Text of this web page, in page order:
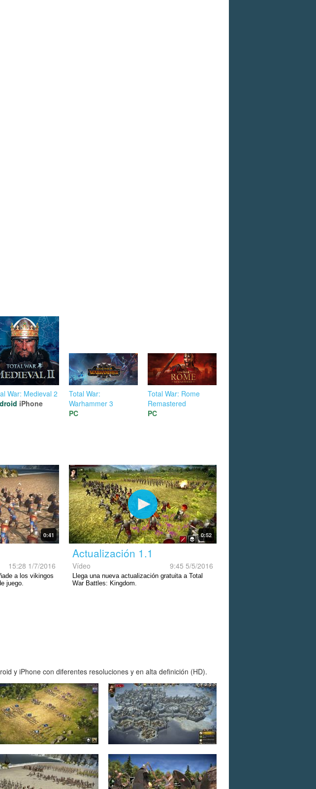
War: Medieval 2
iPhone
Total War:
Warhammer 3
PC
Total War: Rome
Remastered
PC
0:41
15:28 1/7/2016
a los vikingos
juego.
0:52
Actualización 1.1
Vídeo 9:45 5/5/2016
Llega una nueva actualización gratuita a Total
War Battles: Kingdom.
y iPhone con diferentes resoluciones y en alta definición (HD).